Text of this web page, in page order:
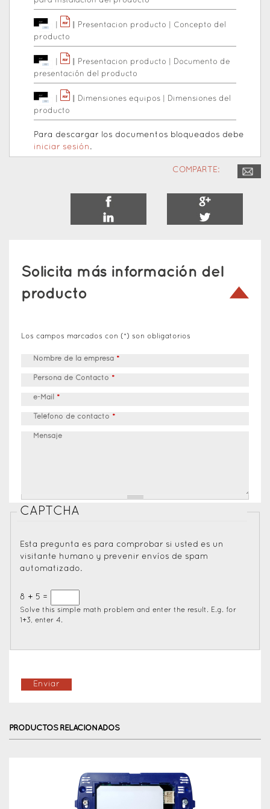
Presentacion producto
Concepto del
producto
Presentacion producto
Documento de
presentación del producto
Dimensiones equipos
Dimensiones del
producto
Para descargar los documentos bloqueados debe
iniciar sesión .
COMPARTE:
Solicita más información del
producto
Los campos marcados con (*) son obligatorios
Nombre de la empresa *
Persona de Contacto *
e-Mail *
Teléfono de contacto *
Mensaje
CAPTCHA
Esta pregunta es para comprobar si usted es un
visitante humano y prevenir envíos de spam
automatizado.
8 + 5 =
Solve this simple math problem and enter the result. E.g. for
1+3, enter 4.
PRODUCTOS RELACIONADOS